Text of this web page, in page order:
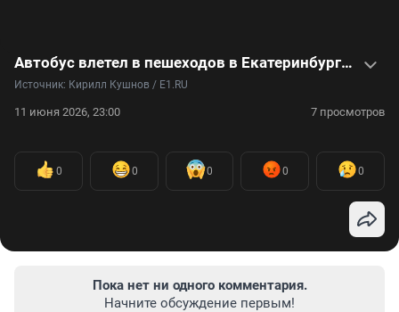
Автобус влетел в пешеходов в Екатеринбурге: что известно о смертельной аварии и рассказы очевидцев — в видео
Источник: Кирилл Кушнов / E1.RU
11 июня 2026, 23:00 7 просмотров
0 0 0 0 0
Пока нет ни одного комментария.
Начните обсуждение первым!